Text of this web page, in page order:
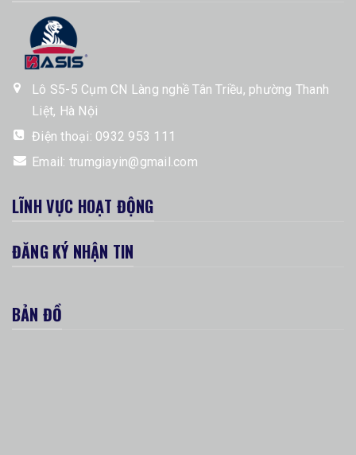
Lô S5-5 Cụm CN Làng nghề Tân Triều, phường Thanh
Liệt, Hà Nội
Điện thoại: 0932 953 111
Email: trumgiayin@gmail.com
LĨNH VỰC HOẠT ĐỘNG
ĐĂNG KÝ NHẬN TIN
BẢN ĐỒ